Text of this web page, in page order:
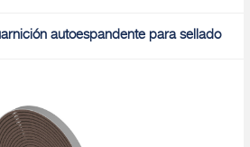
autoespandente para sellado